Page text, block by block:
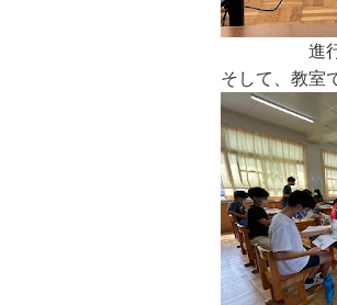
進
そして、教室